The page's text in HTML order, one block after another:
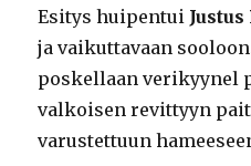
Esitys huipentui
ja vaikuttavaan
poskellaan verikyynel
valkoisen revittyyn
varustettuun